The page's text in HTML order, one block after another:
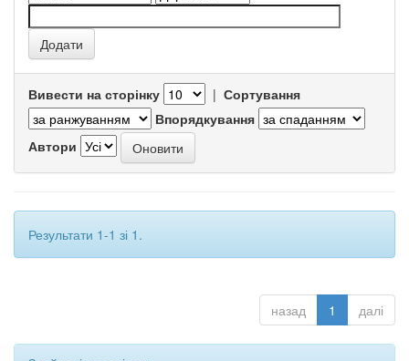
Вивести на сторінку | Сортування
Впорядкування
Автори
Результати 1-1 зі 1.
назад 1 далі